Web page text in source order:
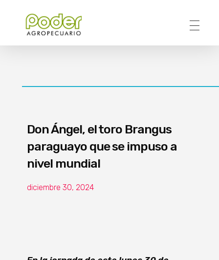
Don Ángel, el toro Brangus
paraguayo que se impuso a
nivel mundial
diciembre 30, 2024